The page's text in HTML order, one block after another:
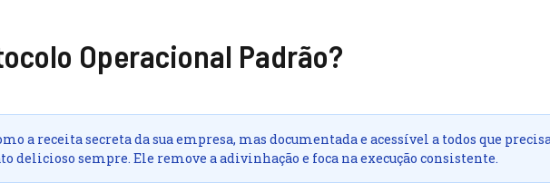
Operacional Padrão?
a receita secreta da sua empresa, mas documentada e acessível a todos que
delicioso sempre. Ele remove a adivinhação e foca na execução consistente.